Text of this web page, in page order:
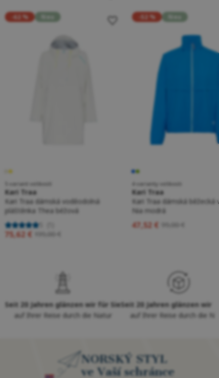
-62 %
5 variant velikostí
Kari Traa
Kari Traa dámská voděodolná
pláštěnka Thea béžová
5
75,62 €
-52 %
4 varianty velikosti
Kari Traa
Kari Traa dámská běžecká
Nia modrá
47,52 €
Seit 20 Jahren glänzen wir für Sie
auf Ihrer Reise durch die Natur
Seit 20 Jahren glänzen wir
auf Ihrer Reise durch die
NORSKÝ STYL
ve Vaší schránce